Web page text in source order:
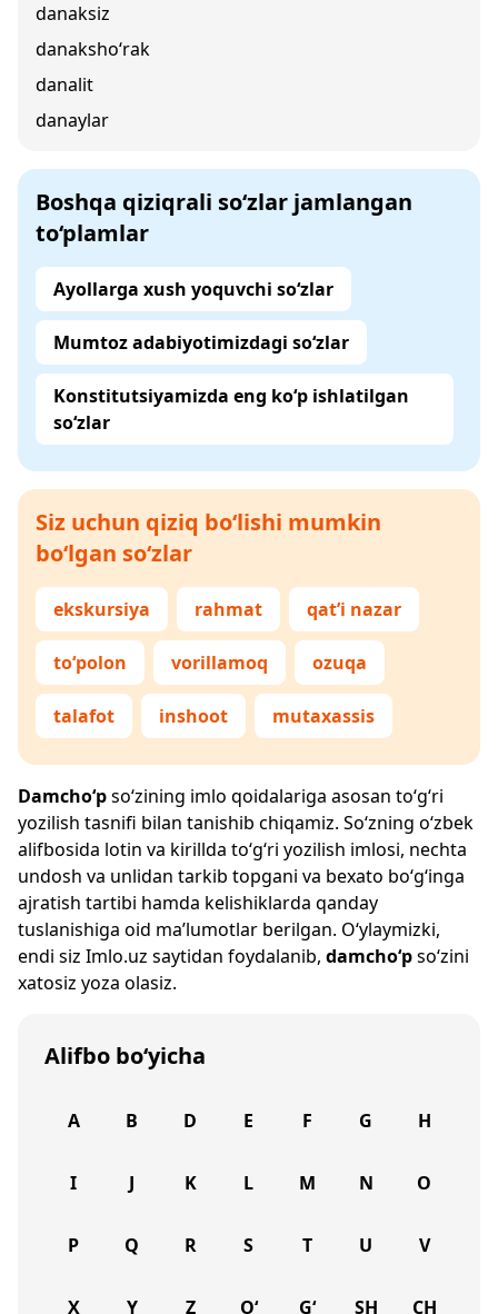
danaksiz
danaksho‘rak
danalit
danaylar
Boshqa qiziqrali so‘zlar jamlangan
to‘plamlar
Ayollarga xush yoquvchi so‘zlar
Mumtoz adabiyotimizdagi so‘zlar
Konstitutsiyamizda eng ko‘p ishlatilgan
so‘zlar
Siz uchun qiziq bo‘lishi mumkin
bo‘lgan so‘zlar
ekskursiya rahmat qat’i nazar
to‘polon vorillamoq ozuqa
talafot inshoot mutaxassis
Damcho‘pso‘zining imlo qoidalariga asosan to‘g‘ri
yozilish tasnifi bilan tanishib chiqamiz. So‘zning o‘zbek
alifbosida lotin va kirillda to‘g‘ri yozilish imlosi, nechta
undosh va unlidan tarkib topgani va bexato bo‘g‘inga
ajratish tartibi hamda kelishiklarda qanday
tuslanishiga oid ma’lumotlar berilgan. O‘ylaymizki,
endi siz Imlo.uz saytidan foydalanib, damcho‘pso‘zini
xatosiz yoza olasiz.
Alifbo bo‘yicha
A B D E F G H
I J K L M N O
P Q R S T U V
X Y Z O‘ G‘ SH CH